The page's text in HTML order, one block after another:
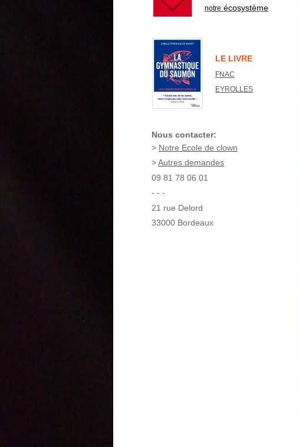
notre écosystème
LE LIVRE
FNAC
EYROLLES
Nous contacter:
> Notre Ecole de clown
>Autres demandes
09 81 78 06 01
- - -
21 rue Delord
33000 Bordeaux